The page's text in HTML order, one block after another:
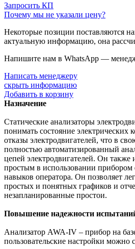
Запросить КП
Почему мы не указали цену?
Некоторые позиции поставляются
актуальную информацию, она
Напишите нам в WhatsApp —
Написать менеджеру
скрыть информацию
Добавить в корзину
Назначение
Статические анализаторы
понимать состояние
отказы электродвигателей, что в
полностью автоматизированный
цепей электродвигателей. Он также
простым в использовании
навыков оператора. Он позволяет
простых и понятных графиков и
незапланированные простои.
Повышение надежности
Анализатор AWA-IV – прибор на
пользовательские настройки можно